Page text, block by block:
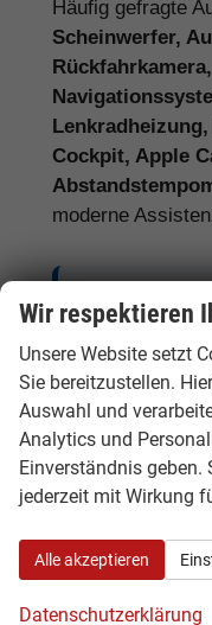
Häufig gefragte
Scheinwerfer,
Cockpit, Apple
moderne
Tipp:
sondern auch
Zusatzkosten.
tatsächlichen
Kia Benziner,
Wir respektieren
Unsere Website setzt
Sie bereitzustellen.
Auswahl und
Analytics und
Einverständnis geben.
jederzeit mit Wirkung
Alle akzeptieren
Datenschutzerklärung